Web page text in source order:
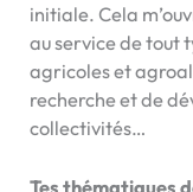
initiale. Cela
au service de tout
agricoles et
recherche et de
collectivités…